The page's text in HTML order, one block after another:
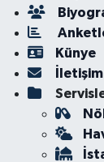
Künye
İletişim